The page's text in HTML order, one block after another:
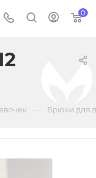
0
Брюки для